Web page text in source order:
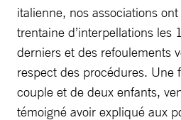
italienne, nos associations
trentaine d’interpellations les
derniers et des refoulements
respect des procédures. Une
couple et de deux enfants,
témoigné avoir expliqué aux